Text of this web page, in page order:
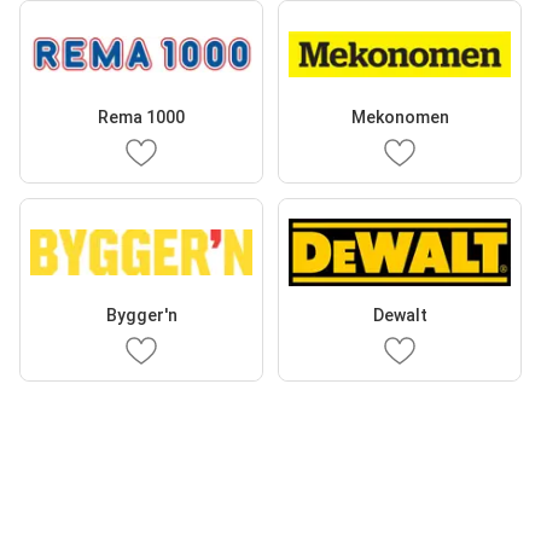
Rema 1000 Mekonomen
Bygger'n Dewalt